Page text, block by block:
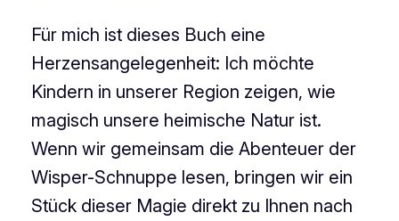
Für mich ist dieses Buch eine
Herzensangelegenheit: Ich möchte
Kindern in unserer Region zeigen, wie
magisch unsere heimische Natur ist.
Wenn wir gemeinsam die Abenteuer der
Wisper-Schnuppe lesen, bringen wir ein
Stück dieser Magie direkt zu Ihnen nach